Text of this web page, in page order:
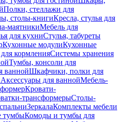
Полки, стеллажи для
столы-книгиКресла, стулья для
маятникиМебель для
для кухниСтулья, табуреты
Кухонные модулиКухонные
кормленияСистемы хранения
Тумбы, консоли для
ваннойШкафчики, полки для
Аксессуары для ваннойМебель-
Кровати-
трансформерыСтолы-
ЗеркалаКомплекты мебели
тумбыКомоды и тумбы для